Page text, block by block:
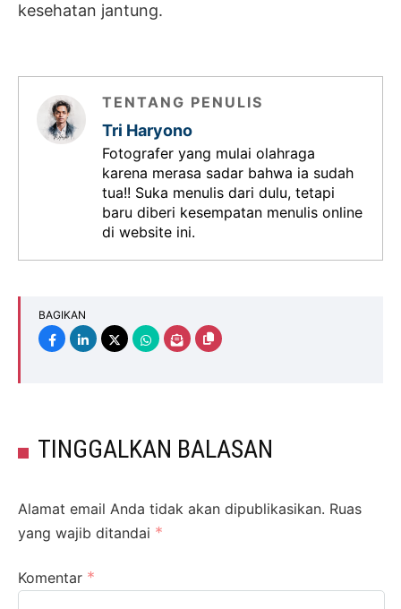
kesehatan jantung.
TENTANG PENULIS
Tri Haryono
Fotografer yang mulai olahraga
karena merasa sadar bahwa ia sudah
tua!! Suka menulis dari dulu, tetapi
baru diberi kesempatan menulis online
di website ini.
BAGIKAN
TINGGALKAN BALASAN
Alamat email Anda tidak akan dipublikasikan. Ruas
yang wajib ditandai *
Komentar *